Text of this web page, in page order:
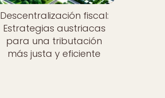
Descentralización fiscal:
Estrategias austriacas
para una tributación
más justa y eficiente